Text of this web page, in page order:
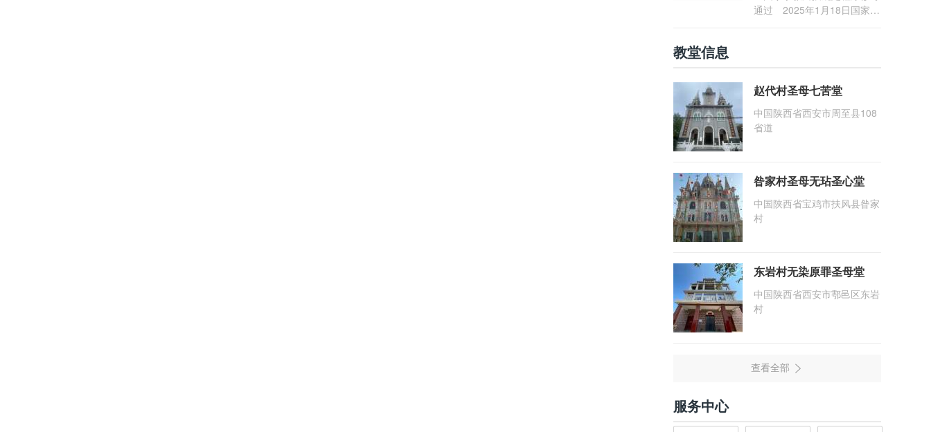
通过 2025年1月18日国家宗
教堂信息
赵代村圣母七苦堂
中国陕西省西安市周至县108
省道
昝家村圣母无玷圣心堂
中国陕西省宝鸡市扶风县昝家
村
东岩村无染原罪圣母堂
中国陕西省西安市鄠邑区东岩
村
服务中心